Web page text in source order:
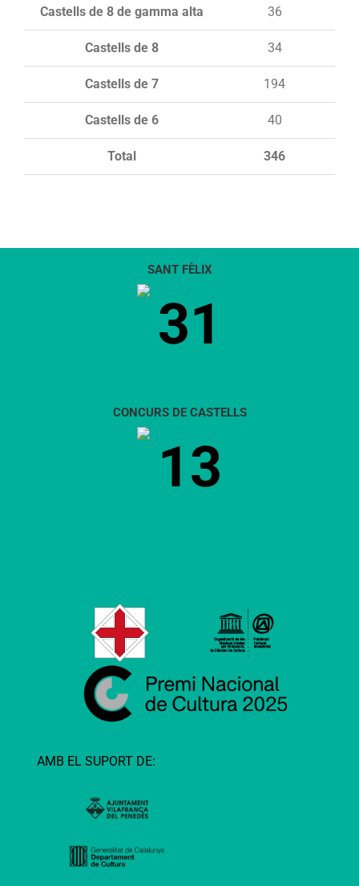
Total 346
Castells de 8 de gamma alta 36
Castells de 8 34
Castells de 7 194
Castells de 6 40
SANT FÈLIX
31
CONCURS DE CASTELLS
13
AMB EL SUPORT DE: